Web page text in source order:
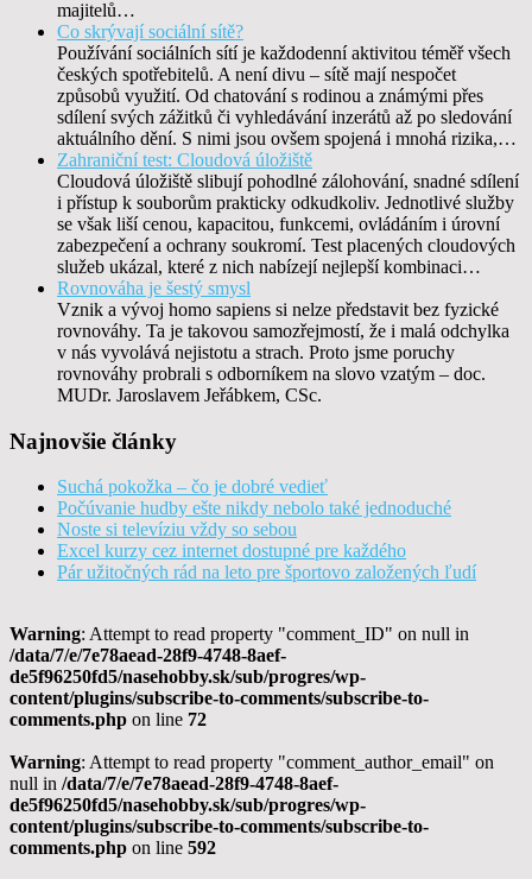
majitelů…
Co skrývají sociální sítě?
Používání sociálních sítí je každodenní aktivitou téměř všech
českých spotřebitelů. A není divu – sítě mají nespočet
způsobů využití. Od chatování s rodinou a známými přes
sdílení svých zážitků či vyhledávání inzerátů až po sledování
aktuálního dění. S nimi jsou ovšem spojená i mnohá rizika,…
Zahraniční test: Cloudová úložiště
Cloudová úložiště slibují pohodlné zálohování, snadné sdílení
i přístup k souborům prakticky odkudkoliv. Jednotlivé služby
se však liší cenou, kapacitou, funkcemi, ovládáním i úrovní
zabezpečení a ochrany soukromí. Test placených cloudových
služeb ukázal, které z nich nabízejí nejlepší kombinaci…
Rovnováha je šestý smysl
Vznik a vývoj homo sapiens si nelze představit bez fyzické
rovnováhy. Ta je takovou samozřejmostí, že i malá odchylka
v nás vyvolává nejistotu a strach. Proto jsme poruchy
rovnováhy probrali s odborníkem na slovo vzatým – doc.
MUDr. Jaroslavem Jeřábkem, CSc.
Najnovšie články
Suchá pokožka – čo je dobré vedieť
Počúvanie hudby ešte nikdy nebolo také jednoduché
Noste si televíziu vždy so sebou
Excel kurzy cez internet dostupné pre každého
Pár užitočných rád na leto pre športovo založených ľudí
Warning: Attempt to read property "comment_ID" on null in
/data/7/e/7e78aead-28f9-4748-8aef-
de5f96250fd5/nasehobby.sk/sub/progres/wp-
content/plugins/subscribe-to-comments/subscribe-to-
comments.php on line 72
Warning: Attempt to read property "comment_author_email" on
null in /data/7/e/7e78aead-28f9-4748-8aef-
de5f96250fd5/nasehobby.sk/sub/progres/wp-
content/plugins/subscribe-to-comments/subscribe-to-
comments.php on line 592